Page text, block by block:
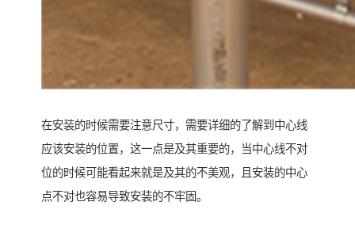
在安装的时候需要注意尺寸，需要详细的了解到中心线
应该安装的位置，这一点是及其重要的，当中心线不对
位的时候可能看起来就是及其的不美观，且安装的中心
点不对也容易导致安装的不牢固。